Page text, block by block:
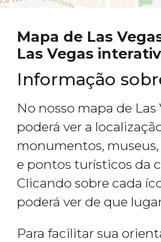
Mapa de Las
Las Vegas
Informação
No nosso mapa de Las
poderá ver a
monumentos, museus,
e pontos turísticos da
Clicando sobre cada
poderá ver de que
Para facilitar sua